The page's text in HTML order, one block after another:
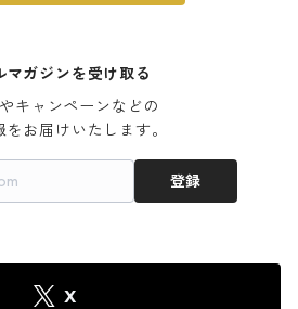
マガジンを受け取る
キャンペーンなどの
をお届けいたします。
登録
X